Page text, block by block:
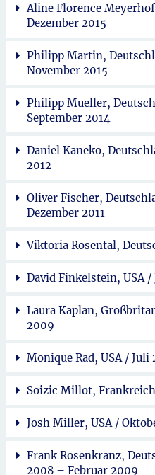
Aline Florence
Dezember 2015
Philipp Martin,
November 2015
Philipp Mueller,
September 2014
Daniel Kaneko,
2012
Oliver Fischer,
Dezember 2011
Viktoria Rosental,
David Finkelstein, USA
Laura Kaplan,
2009
Monique Rad, USA / Juli
Soizic Millot,
Josh Miller, USA /
Frank Rosenkranz,
2008 – Februar 2009